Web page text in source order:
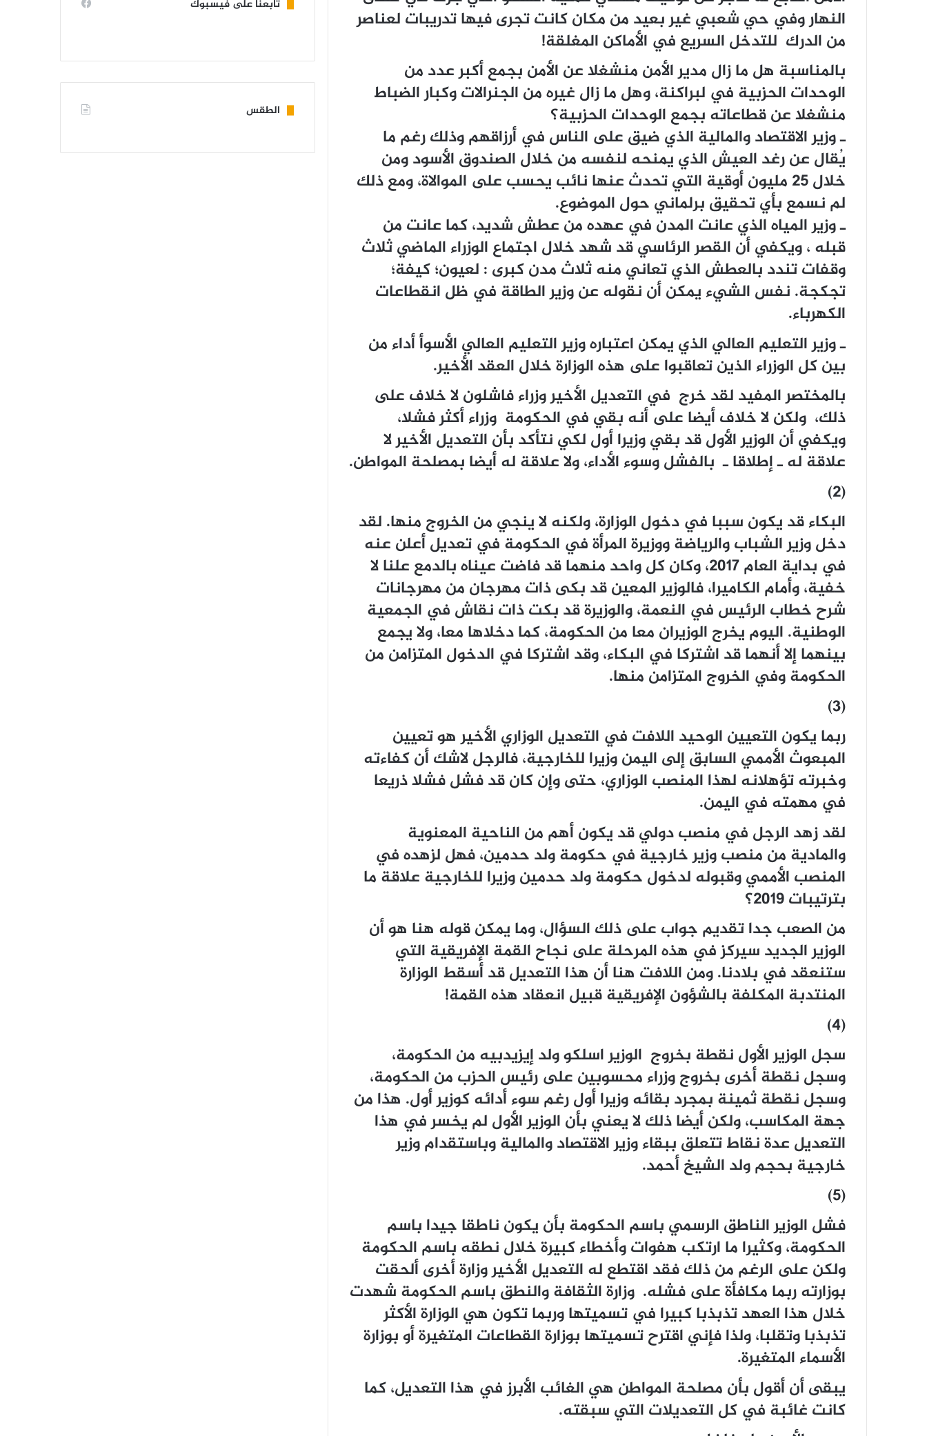
النهار وفي حي شعبي غير بعيد من مكان كانت تجرى فيها تدريبات لعناصر
من الدرك للتدخل السريع في الأماكن المغلقة!
بالمناسبة هل ما زال مدير الأمن منشغلا عن الأمن بجمع أكبر عدد من
الوحدات الحزبية في لبراكنة، وهل ما زال غيره من الجنرالات وكبار الضباط
منشغلا عن قطاعاته بجمع الوحدات الحزبية؟
ـ وزير الاقتصاد والمالية الذي ضيق على الناس في أرزاقهم وذلك رغم ما
يُقال عن رغد العيش الذي يمنحه لنفسه من خلال الصندوق الأسود ومن
خلال 25 مليون أوقية التي تحدث عنها نائب يحسب على الموالاة، ومع ذلك
لم نسمع بأي تحقيق برلماني حول الموضوع.
ـ وزير المياه الذي عانت المدن في عهده من عطش شديد، كما عانت من
قبله ، ويكفي أن القصر الرئاسي قد شهد خلال اجتماع الوزراء الماضي ثلاث
وقفات تندد بالعطش الذي تعاني منه ثلاث مدن كبرى : لعيون؛ كيفة؛
تجكجة. نفس الشيء يمكن أن نقوله عن وزير الطاقة في ظل انقطاعات
الكهرباء.
ـ وزير التعليم العالي الذي يمكن اعتباره وزير التعليم العالي الأسوأ أداء من
بين كل الوزراء الذين تعاقبوا على هذه الوزارة خلال العقد الأخير.
بالمختصر المفيد لقد خرج في التعديل الأخير وزراء فاشلون لا خلاف على
ذلك، ولكن لا خلاف أيضا على أنه بقي في الحكومة وزراء أكثر فشلا،
ويكفي أن الوزير الأول قد بقي وزيرا أول لكي نتأكد بأن التعديل الأخير لا
علاقة له ـ إطلاقا ـ بالفشل وسوء الأداء، ولا علاقة له أيضا بمصلحة المواطن.
(2)
البكاء قد يكون سببا في دخول الوزارة، ولكنه لا ينجي من الخروج منها. لقد
دخل وزير الشباب والرياضة ووزيرة المرأة في الحكومة في تعديل أعلن عنه
في بداية العام 2017، وكان كل واحد منهما قد فاضت عيناه بالدمع علنا لا
خفية، وأمام الكاميرا، فالوزير المعين قد بكى ذات مهرجان من مهرجانات
شرح خطاب الرئيس في النعمة، والوزيرة قد بكت ذات نقاش في الجمعية
الوطنية. اليوم يخرج الوزيران معا من الحكومة، كما دخلاها معا، ولا يجمع
بينهما إلا أنهما قد اشتركا في البكاء، وقد اشتركا في الدخول المتزامن من
الحكومة وفي الخروج المتزامن منها.
(3)
ربما يكون التعيين الوحيد اللافت في التعديل الوزاري الأخير هو تعيين
المبعوث الأممي السابق إلى اليمن وزيرا للخارجية، فالرجل لاشك أن كفاءته
وخبرته تؤهلانه لهذا المنصب الوزاري، حتى وإن كان قد فشل فشلا ذريعا
في مهمته في اليمن.
لقد زهد الرجل في منصب دولي قد يكون أهم من الناحية المعنوية
والمادية من منصب وزير خارجية في حكومة ولد حدمين، فهل لزهده في
المنصب الأممي وقبوله لدخول حكومة ولد حدمين وزيرا للخارجية علاقة ما
بترتيبات 2019؟
من الصعب جدا تقديم جواب على ذلك السؤال، وما يمكن قوله هنا هو أن
الوزير الجديد سيركز في هذه المرحلة على نجاح القمة الإفريقية التي
ستنعقد في بلادنا. ومن اللافت هنا أن هذا التعديل قد أسقط الوزارة
المنتدبة المكلفة بالشؤون الإفريقية قبيل انعقاد هذه القمة!
(4)
سجل الوزير الأول نقطة بخروج الوزير اسلكو ولد إيزيدبيه من الحكومة،
وسجل نقطة أخرى بخروج وزراء محسوبين على رئيس الحزب من الحكومة،
وسجل نقطة ثمينة بمجرد بقائه وزيرا أول رغم سوء أدائه كوزير أول. هذا من
جهة المكاسب، ولكن أيضا ذلك لا يعني بأن الوزير الأول لم يخسر في هذا
التعديل عدة نقاط تتعلق ببقاء وزير الاقتصاد والمالية وباستقدام وزير
خارجية بحجم ولد الشيخ أحمد.
(5)
فشل الوزير الناطق الرسمي باسم الحكومة بأن يكون ناطقا جيدا باسم
الحكومة، وكثيرا ما ارتكب هفوات وأخطاء كبيرة خلال نطقه باسم الحكومة
ولكن على الرغم من ذلك فقد اقتطع له التعديل الأخير وزارة أخرى ألحقت
بوزارته ربما مكافأة على فشله. وزارة الثقافة والنطق باسم الحكومة شهدت
خلال هذا العهد تذبذبا كبيرا في تسميتها وربما تكون هي الوزارة الأكثر
تذبذبا وتقلبا، ولذا فإني اقترح تسميتها بوزارة القطاعات المتغيرة أو بوزارة
الأسماء المتغيرة.
يبقى أن أقول بأن مصلحة المواطن هي الغائب الأبرز في هذا التعديل، كما
كانت غائبة في كل التعديلات التي سبقته.
تابعنا على فيسبوك
الطقس